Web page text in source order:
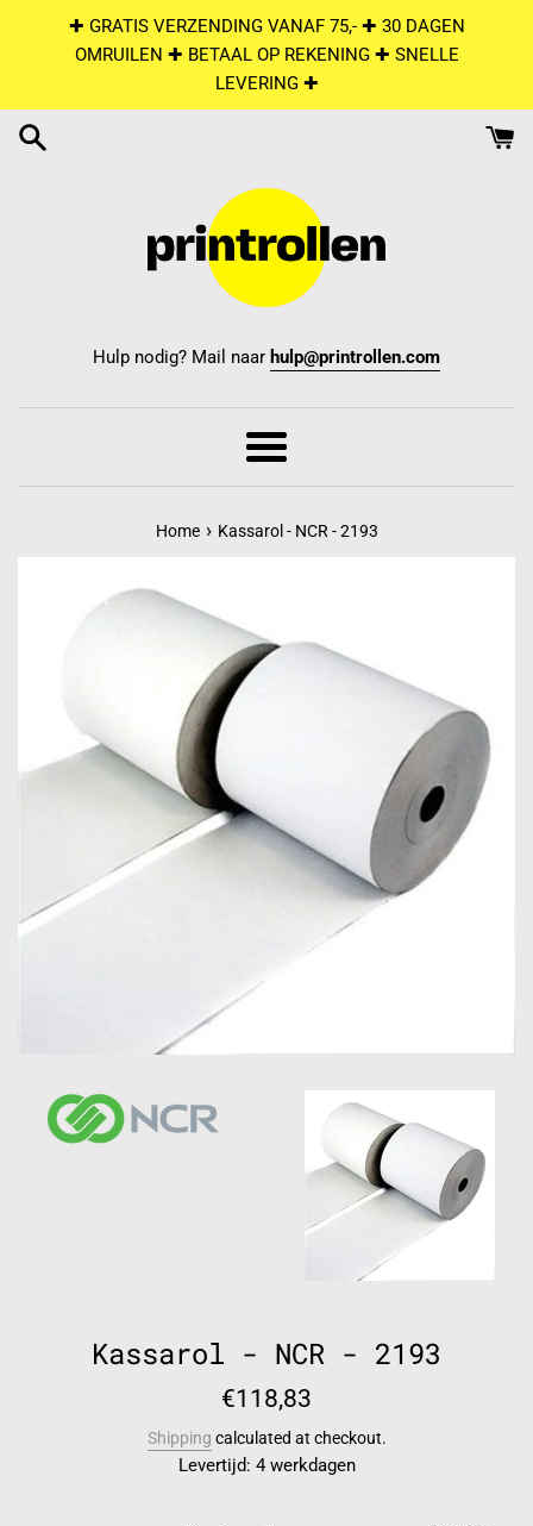
✚ GRATIS VERZENDING VANAF 75,- ✚ 30 DAGEN
OMRUILEN ✚ BETAAL OP REKENING ✚ SNELLE
LEVERING ✚
Hulp nodig? Mail naar hulp@printrollen.com
Menu
Home › Kassarol - NCR - 2193
Kassarol - NCR - 2193
Regular
€118,83
Shipping calculated at checkout.
Levertijd: 4 werkdagen